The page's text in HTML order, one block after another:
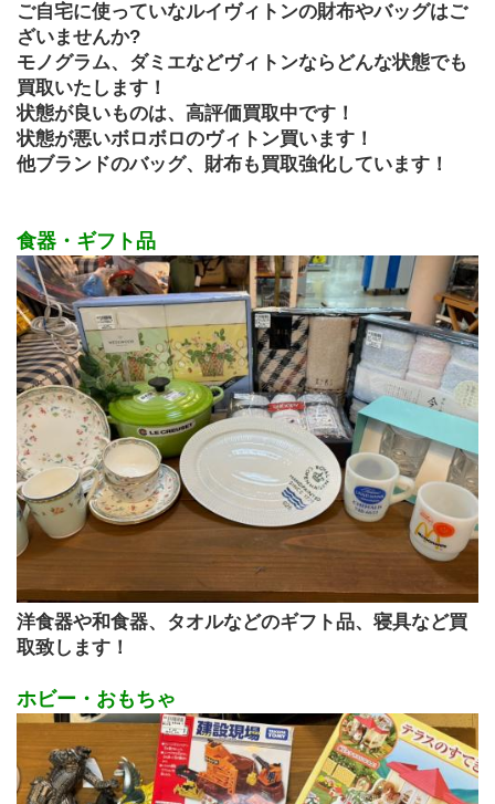
ご自宅に使っていなルイヴィトンの財布やバッグはご
ざいませんか?
モノグラム、ダミエなどヴィトンならどんな状態でも
買取いたします！
状態が良いものは、高評価買取中です！
状態が悪いボロボロのヴィトン買います！
他ブランドのバッグ、財布も買取強化しています！
食器・ギフト品
洋食器や和食器、タオルなどのギフト品、寝具など買
取致します！
ホビー・おもちゃ